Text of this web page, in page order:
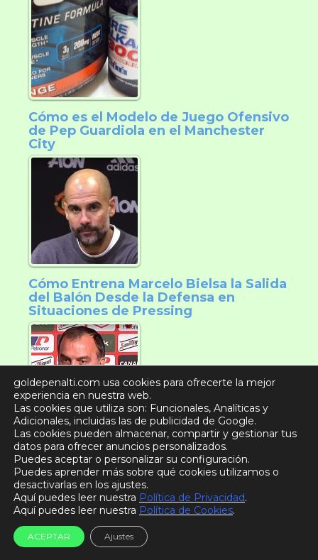
Cómo es el Modelo de Juego Ofensivo
de Pep Guardiola en el Manchester
City
Cómo Entrena Marcelo Bielsa la Salida
del Balón Desde la Defensa en
Situaciones de Pressing
¿Sabes Qué Dice la Regla Número 1
del Reglamento del Fútbol?
goldepenalti.com usa cookies para ofrecerte la mejor
experiencia en nuestra web.
Las cookies que utiliza son: Funcionales, Analíticas y
Adicionales, incluidas las de publicidad de Google.
Las cookies pueden almacenar, compartir y gestionar tus
datos para ofrecer anuncios personalizados.
Puedes aceptar o personalizar su configuración.
Puedes aprender más sobre qué cookies utilizamos o
desactivarlas en los ajustes.
Aquí puedes leer nuestra Política de Privacidad.
Aquí puedes leer nuestra Política de Cookies.
ACEPTAR Ajustes